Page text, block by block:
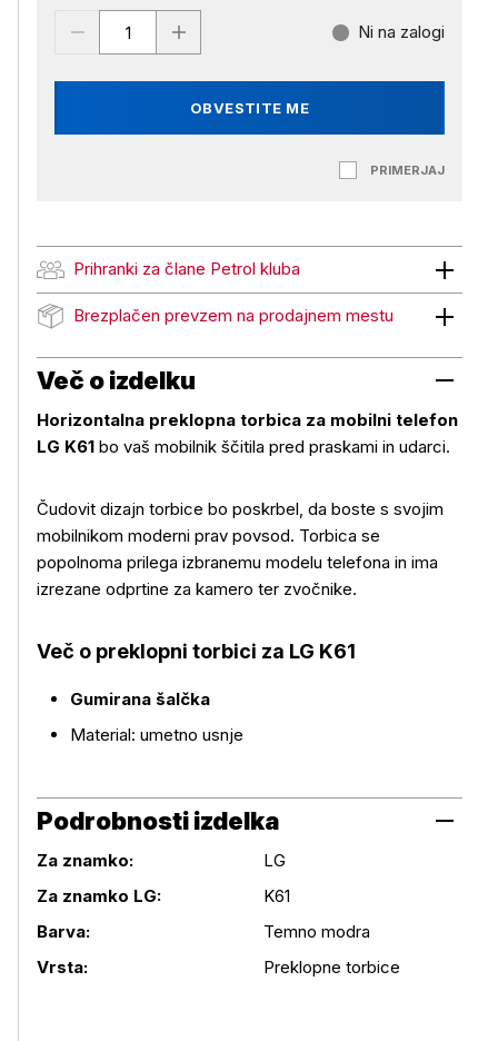
OBVESTITE ME
Ni na zalogi
PRIMERJAJ
Prihranki za člane Petrol kluba
Prihranki za člane Petrol kluba
Brezplačen prevzem na prodajnem mestu
Brezplačen prevzem na prodajnem mestu
Več o izdelku
Več o izdelku
Horizontalna preklopna torbica za mobilni telefon
LG K61 bo vaš mobilnik ščitila pred praskami in udarci.
Čudovit dizajn torbice bo poskrbel, da boste s svojim
mobilnikom moderni prav povsod. Torbica se
popolnoma prilega izbranemu modelu telefona in ima
izrezane odprtine za kamero ter zvočnike.
Več o preklopni torbici za LG K61
Gumirana šalčka
Material: umetno usnje
Podrobnosti izdelka
Za znamko:
LG
Za znamko LG:
K61
Barva:
Temno modra
Vrsta:
Preklopne torbice